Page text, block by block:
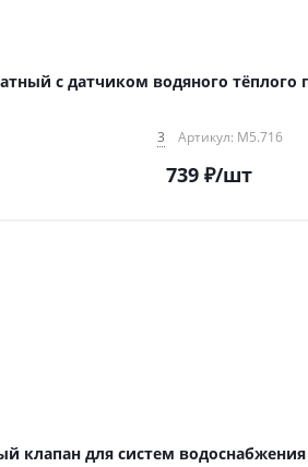
с датчиком водяного тёплого
3 Артикул: M5.716
739₽/шт
клапан для систем